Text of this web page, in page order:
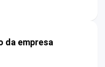
da empresa